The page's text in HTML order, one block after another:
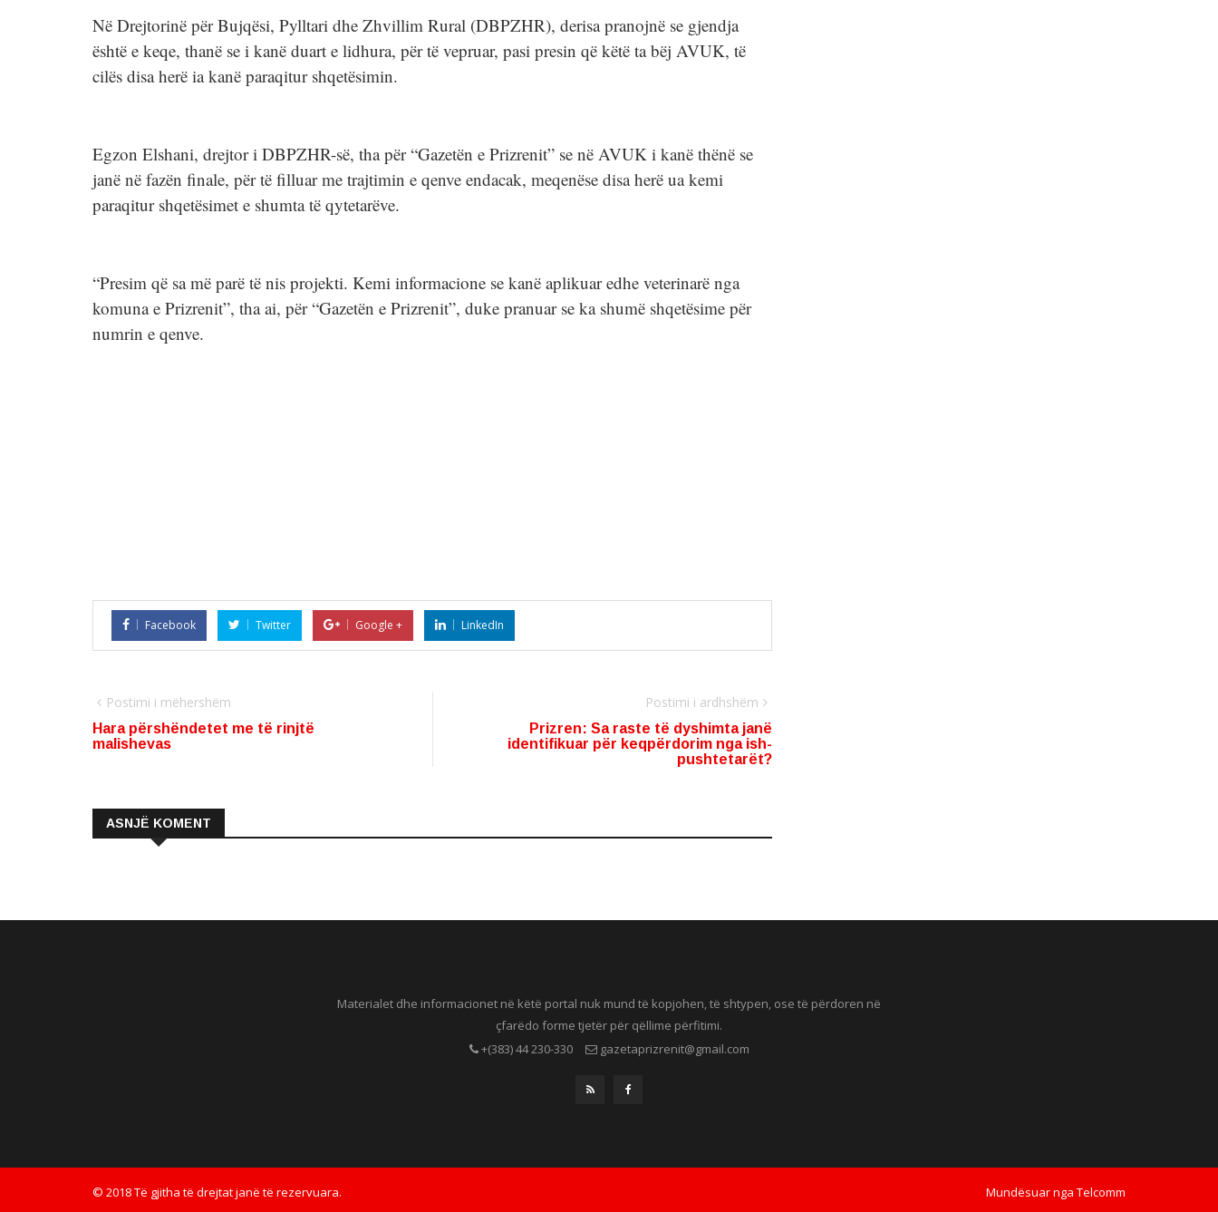
Në Drejtorinë për Bujqësi, Pylltari dhe Zhvillim Rural (DBPZHR), derisa pranojnë se gjendja
është e keqe, thanë se i kanë duart e lidhura, për të vepruar, pasi presin që këtë ta bëj AVUK, të
cilës disa herë ia kanë paraqitur shqetësimin.
Egzon Elshani, drejtor i DBPZHR-së, tha për “Gazetën e Prizrenit” se në AVUK i kanë thënë se
janë në fazën finale, për të filluar me trajtimin e qenve endacak, meqenëse disa herë ua kemi
paraqitur shqetësimet e shumta të qytetarëve.
“Presim që sa më parë të nis projekti. Kemi informacione se kanë aplikuar edhe veterinarë nga
komuna e Prizrenit”, tha ai, për “Gazetën e Prizrenit”, duke pranuar se ka shumë shqetësime për
numrin e qenve.
Facebook Twitter Google + LinkedIn
Postimi i mëhershëm
Hara përshëndetet me të rinjtë
malishevas
Postimi i ardhshëm
Prizren: Sa raste të dyshimta janë
identifikuar për keqpërdorim nga ish-
pushtetarët?
ASNJË KOMENT
Materialet dhe informacionet në këtë portal nuk mund të kopjohen, të shtypen, ose të përdoren në
çfarëdo forme tjetër për qëllime përfitimi.
+(383) 44 230-330
gazetaprizrenit@gmail.com
© 2018 Të gjitha të drejtat janë të rezervuara. Mundësuar nga Telcomm